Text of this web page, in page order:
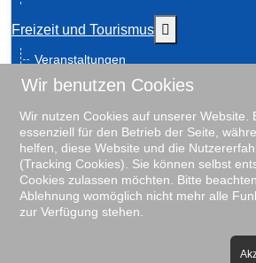
Freizeit und Tourismus
Veranstaltungen
Anreise
Geschichte
Schiebenscheeten
Gästeführungen
Unterkunftsverzeichnis
Wir benutzen Cookies
Wir nutzen Cookies auf unserer Website.
essenziell für den Betrieb der Seite,
helfen, diese Website und die
(Tracking Cookies). Sie können selbst
Cookies zulassen möchten. Bitte
Ablehnung womöglich nicht mehr alle
zur Verfügung stehen.